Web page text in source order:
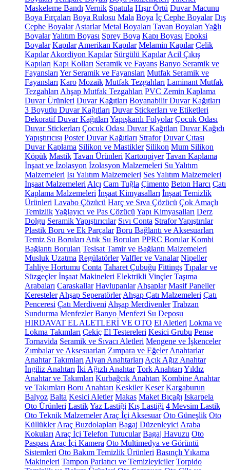
Maskeleme Bandı Vernik Spatula Hışır Örtü Duvar Macunu
Boya Fırçaları Boya Rulosu Mala Boya İç Cephe Boyalar Dış
Cephe Boyalar Astarlar Metal Boyaları Tavan Boyaları Yağlı
BoyalarYalıtım Boyası Sprey Boya Kapı Boyası Epoksi
Boyalar Kapılar Amerikan Kapılar Melamin Kapılar Çelik
Kapılar Akordiyon Kapılar Sürgülü Kapılar Acil Çıkış
Kapıları Kapı Kolları Seramik ve Fayans Banyo Seramik ve
Fayansları Yer Seramik ve Fayansları Mutfak Seramik ve
Fayansları Karo Mozaik Mutfak Tezgahları Laminant Mutfak
Tezgahları Ahşap Mutfak Tezgahları PVC Zemin Kaplama
Duvar Ürünleri Duvar Kağıtları Boyanabilir Duvar Kağıtları
3 Boyutlu Duvar Kağıtları Duvar Stickerları ve Etiketleri
Dekoratif Duvar Kağıtları Yapışkanlı Folyolar Çocuk Odası
Duvar Stickerları Çocuk Odası Duvar Kağıtları Duvar Kağıdı
Yapıştırıcısı Poster Duvar Kağıtları Strafor Duvar Çıtası
Duvar Kaplama Silikon ve Mastikler Silikon Mum Silikon
Köpük Mastik Tavan Ürünleri Kartonpiyer Tavan Kaplama
İnşaat ve İzolasyon İzolasyon Malzemeleri Su Yalıtım
Malzemeleri Isı Yalıtım Malzemeleri Ses Yalıtım Malzemeleri
İnşaat Malzemeleri Alçı Cam Tuğla Çimento Beton Harcı Çatı
Kaplama Malzemeleri İnşaat Kimyasalları İnşaat Temizlik
Ürünleri Lavabo Çözücü Harç ve Sıva Çözücü Çok Amaçlı
TemizlikYağlayıcı ve Pas Çözücü Yapı Kimyasalları Derz
Dolgu Seramik Yapıştırıcılar Sıvı Conta Strafor Yapıştırılar
Plastik Boru ve Ek Parçalar Boru Bağlantı ve Aksesuarları
Temiz Su Boruları Atık Su Boruları PPRC Borular Kombi
Bağlantı Boruları Tesisat Tamir ve Bağlantı Malzemeleri
Musluk Uzatma Regülatörler Valfler ve Vanalar Nipeller
Tahliye Hortumu Conta Taharet Çubuğu Fittings Tıpalar ve
Süzgeçler İnşaat Makineleri Elektrikli Vinçler Taşıma
Arabaları Caraskallar Havlupanlar Ahşaplar Masif Paneller
Keresteler Ahşap Seperatörler Ahşap Çatı Malzemeleri Çatı
Penceresi Çatı Merdiveni Ahşap Merdivenler Trabzan
Sundurma Menfezler Banyo Menfezi Su Deposu
HIRDAVAT EL ALETLERİ VE OTO El Aletleri Lokma ve
Lokma Takımları Çekiç El Testereleri Kesici Grubu Pense
Tornavida Seramik ve Sıvacı Aletleri Mengene ve İşkenceler
Zımbalar ve Aksesuarları Zımpara ve Eğeler Anahtarlar
Anahtar Takımları Alyan Anahtarları Açık Ağız Anahtar
İngiliz Anahtarı İki Ağızlı Anahtar Tork Anahtarı Yıldız
Anahtar ve Takımları Kurbağcık Anahtarı Kombine Anahtar
ve Takımları Boru Anahtarı Keskiler Keser Kargaburun
Balyoz Balta Kesici Aletler Makas Maket Bıçağı Iskarpela
Oto Ürünleri LastikYaz Lastiği Kış Lastiği 4 Mevsim Lastik
Oto Teknik Malzemeler Araç İçi Aksesuar Oto Güneşlik Oto
Küllükler Araç Buzdolapları Bagaj Düzenleyici Araba
Kokuları Araç İçi Telefon Tutucular Bagaj Havuzu Oto
Paspası Araç İçi Kamera Oto Multimedya ve Görüntü
Sistemleri Oto Bakım Temizlik Ürünleri Basınçlı Yıkama
Makineleri Tampon Parlatıcı ve Temizleyiciler Torpido